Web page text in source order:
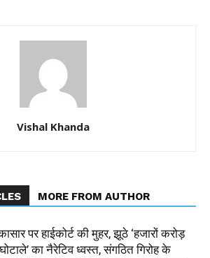
Vishal Khanda
MORE FROM AUTHOR
पर हाईकोर्ट की मुहर, झूठे ‘हजारों करोड़
का नैरेटिव ध्वस्त, संगठित गिरोह के